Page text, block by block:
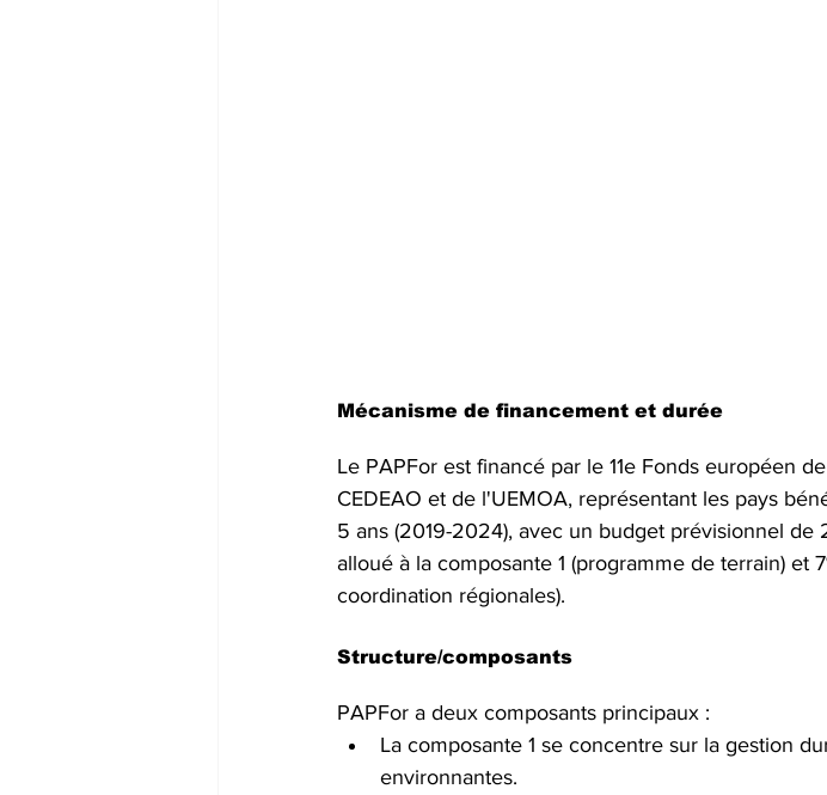
Mécanisme de financement et durée
Le PAPFor est financé par le 11e Fonds européen
CEDEAO et de l'UEMOA, représentant les pays
5 ans (2019-2024), avec un budget prévisionnel
alloué à la composante 1 (programme de terrain) et
coordination régionales).
Structure/composants
PAPFor a deux composants principaux :
La composante 1 se concentre sur la gestion
environnantes.